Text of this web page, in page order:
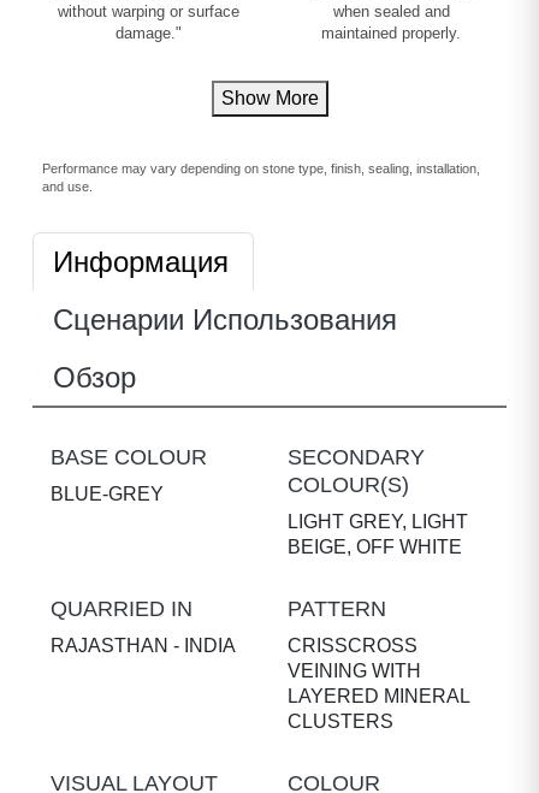
without warping or surface
damage."
when sealed and
maintained properly.
Show More
Performance may vary depending on stone type, finish, sealing, installation,
and use.
Информация
Сценарии Использования
Обзор
BASE COLOUR
BLUE-GREY
SECONDARY
COLOUR(S)
LIGHT GREY, LIGHT
BEIGE, OFF WHITE
QUARRIED IN
RAJASTHAN - INDIA
PATTERN
CRISSCROSS
VEINING WITH
LAYERED MINERAL
CLUSTERS
VISUAL LAYOUT COLOUR